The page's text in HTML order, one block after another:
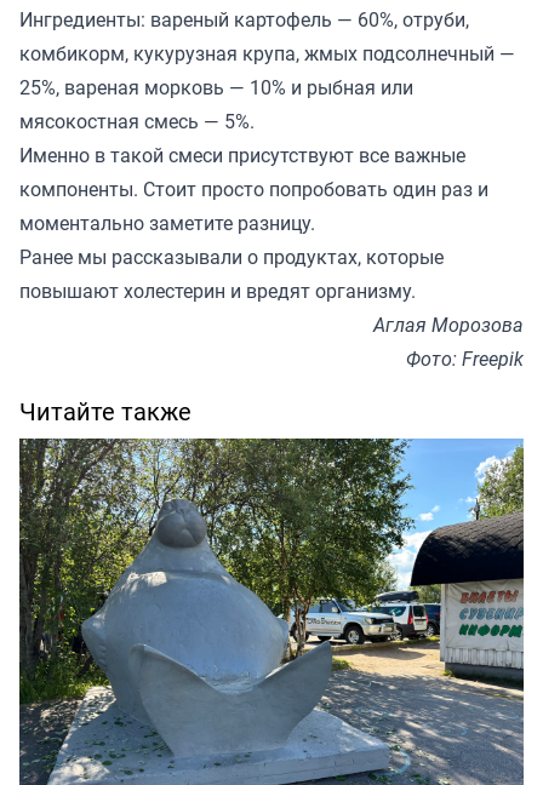
Ингредиенты: вареный картофель — 60%, отруби,
комбикорм, кукурузная крупа, жмых подсолнечный —
25%, вареная морковь — 10% и рыбная или
мясокостная смесь — 5%.
Именно в такой смеси присутствуют все важные
компоненты. Стоит просто попробовать один раз и
моментально заметите разницу.
Ранее мы рассказывали о продуктах, которые
повышают холестерин и вредят организму.
Аглая Морозова
Фото: Freepik
Читайте также